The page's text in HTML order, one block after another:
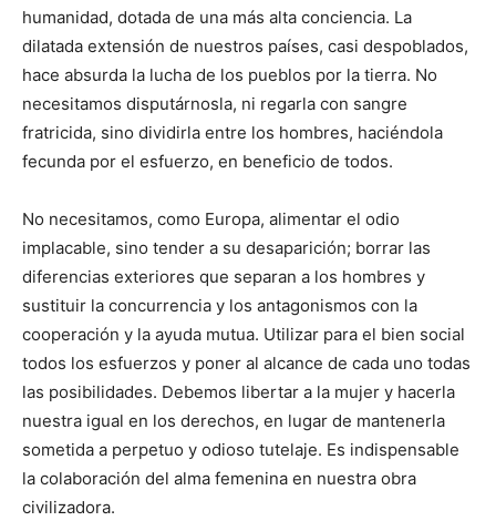
humanidad, dotada de una más alta conciencia. La
dilatada extensión de nuestros países, casi despoblados,
hace absurda la lucha de los pueblos por la tierra. No
necesitamos disputárnosla, ni regarla con sangre
fratricida, sino dividirla entre los hombres, haciéndola
fecunda por el esfuerzo, en beneficio de todos.
No necesitamos, como Europa, alimentar el odio
implacable, sino tender a su desaparición; borrar las
diferencias exteriores que separan a los hombres y
sustituir la concurrencia y los antagonismos con la
cooperación y la ayuda mutua. Utilizar para el bien social
todos los esfuerzos y poner al alcance de cada uno todas
las posibilidades. Debemos libertar a la mujer y hacerla
nuestra igual en los derechos, en lugar de mantenerla
sometida a perpetuo y odioso tutelaje. Es indispensable
la colaboración del alma femenina en nuestra obra
civilizadora.